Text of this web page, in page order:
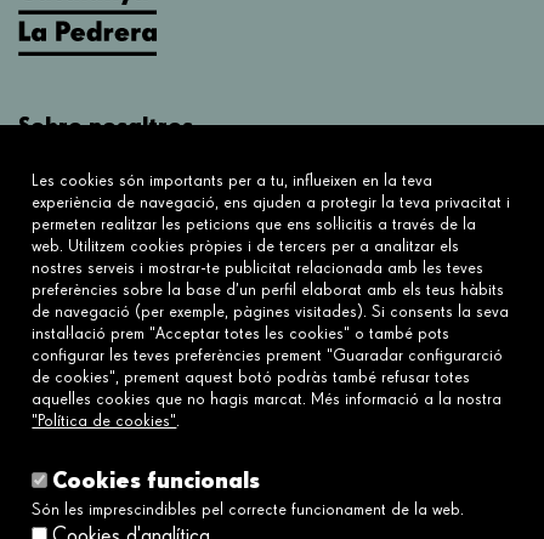
Sobre nosaltres
Sobre nosaltres
Connecta
Contacta'ns
Preguntes freqüents
Enllaços
Política de cookies
Política de privacitat
Les cookies són importants per a tu, influeixen en la teva
experiència de navegació, ens ajuden a protegir la teva privacitat i
permeten realitzar les peticions que ens sol·licitis a través de la
web. Utilitzem cookies pròpies i de tercers per a analitzar els
nostres serveis i mostrar-te publicitat relacionada amb les teves
preferències sobre la base d’un perfil elaborat amb els teus hàbits
de navegació (per exemple, pàgines visitades). Si consents la seva
instal·lació prem "Acceptar totes les cookies" o també pots
configurar les teves preferències prement "Guaradar configurarció
de cookies", prement aquest botó podràs també refusar totes
aquelles cookies que no hagis marcat. Més informació a la nostra
"Política de cookies".
Cookies funcionals
Són les imprescindibles pel correcte funcionament de la web.